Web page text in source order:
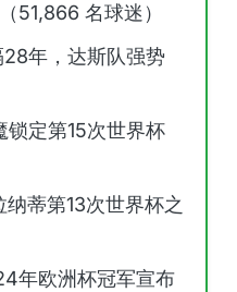
51,866 名球迷）
28年，达斯队强势
锁定第15次世界杯
纳蒂第13次世界杯之
年欧洲杯冠军宣布